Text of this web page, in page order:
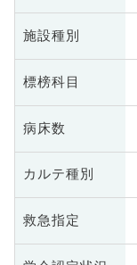
施設種別
標榜科目
病床数
カルテ種別
救急指定